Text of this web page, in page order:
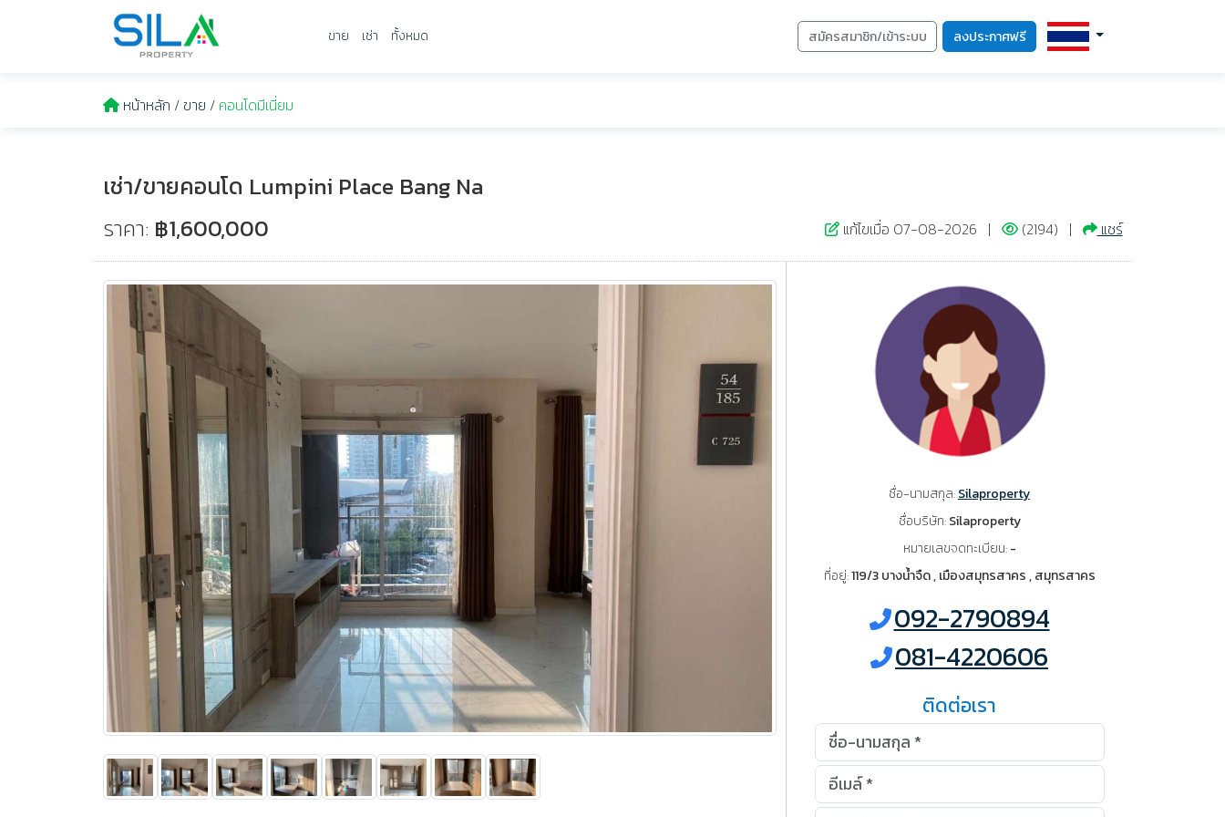
ขาย เช่า ทั้งหมด สมัครสมาชิก/เข้าระบบ ลงประกาศฟรี
หน้าหลัก / ขาย / คอนโดมีเนี่ยม
เช่า/ขายคอนโด Lumpini Place Bang Na
ราคา: ฿1,600,000 แก้ไขเมื่อ 07-08-2026 | (2194) | แชร์
ชื่อ-นามสกุล:Silaproperty
ชื่อบริษัท:Silaproperty
หมายเลขจดทะเบียน:-
ที่อยู่:119/3 บางน้ำจืด , เมืองสมุทรสาคร , สมุทรสาคร
092-2790894
081-4220606
ติดต่อเรา